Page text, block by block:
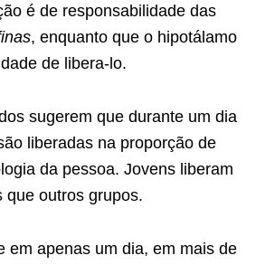
é de responsabilidade das
, enquanto que o hipotálamo
de libera-lo.
sugerem que durante um dia
liberadas na proporção de
da pessoa. Jovens liberam
que outros grupos.
em apenas um dia, em mais de